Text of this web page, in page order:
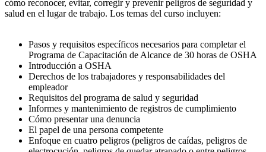
cómo reconocer, evitar, corregir y prevenir peligros de seguridad y
salud en el lugar de trabajo. Los temas del curso incluyen:
Pasos y requisitos específicos necesarios para completar el
Programa de Capacitación de Alcance de 30 horas de OSHA
Introducción a OSHA
Derechos de los trabajadores y responsabilidades del
empleador
Requisitos del programa de salud y seguridad
Informes y mantenimiento de registros de cumplimiento
Cómo presentar una denuncia
El papel de una persona competente
Enfoque en cuatro peligros (peligros de caídas, peligros de